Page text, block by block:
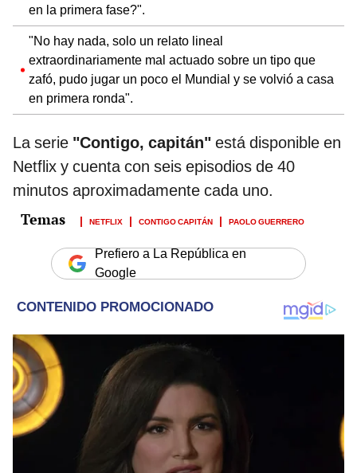
en la primera fase?".
"No hay nada, solo un relato lineal
extraordinariamente mal actuado sobre un tipo que
zafó, pudo jugar un poco el Mundial y se volvió a casa
en primera ronda".
La serie "Contigo, capitán" está disponible en
Netflix y cuenta con seis episodios de 40
minutos aproximadamente cada uno.
NETFLIX CONTIGO CAPITÁN PAOLO GUERRERO
Prefiero a La República en
Google